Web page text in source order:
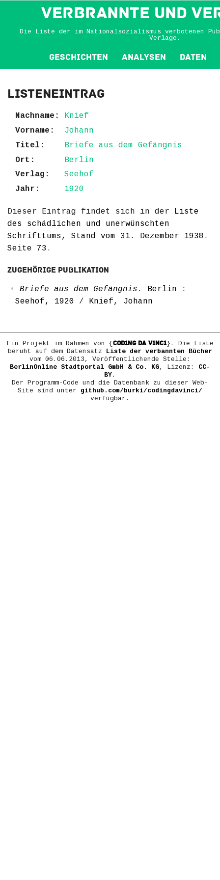
VERBRANNTE und
Die Liste der im Nationalsozialismus verbotenen
Verlage.
Geschichten Analysen Daten
Listeneintrag
Nachname:
Knief
Vorname:
Johann
Titel:
Briefe aus dem Gefängnis
Ort:
Berlin
Verlag:
Seehof
Jahr:
1920
Dieser Eintrag findet sich in der Liste
des schädlichen und unerwünschten
Schrifttums, Stand vom 31. Dezember 1938 .
Seite 73 .
Zugehörige Publikation
Briefe aus dem Gefängnis . Berlin :
Seehof, 1920 / Knief, Johann
Ein Projekt im Rahmen von {COD1NG DA V1NC1}. Die Liste
beruht auf dem Datensatz
Liste der verbannten Bücher
vom 06.06.2013, Veröffentlichende Stelle:
BerlinOnline Stadtportal GmbH & Co. KG, Lizenz: CC-
BY.
Der Programm-Code und die Datenbank zu dieser Web-
Site sind unter github.com/burki/codingdavinci/
verfügbar.